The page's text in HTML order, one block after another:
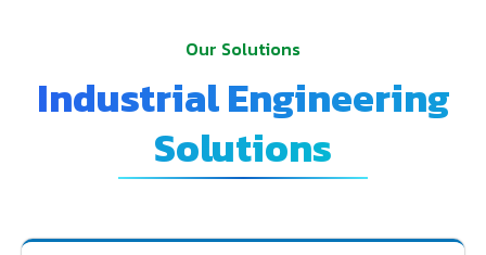
Our Solutions
Industrial Engineering
Solutions